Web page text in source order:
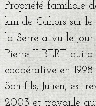
Propriété familiale
km de Cahors sur le
la-Serre a vu le jour
Pierre ILBERT qui
coopérative en
Son fils, Julien, est
2003 et travaille